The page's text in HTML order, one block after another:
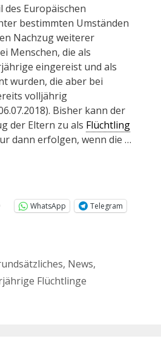
Europäischen
bestimmten Umständen
Nachzug weiterer
Menschen, die als
eingereist und als
wurden, die aber bei
volljährig
Bisher kann der
der Eltern zu als Flüchtling
dann erfolgen, wenn die …
WhatsApp
Telegram
, News,
Flüchtlinge